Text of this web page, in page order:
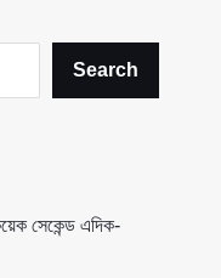
Search
সেকেন্ড এদিক-